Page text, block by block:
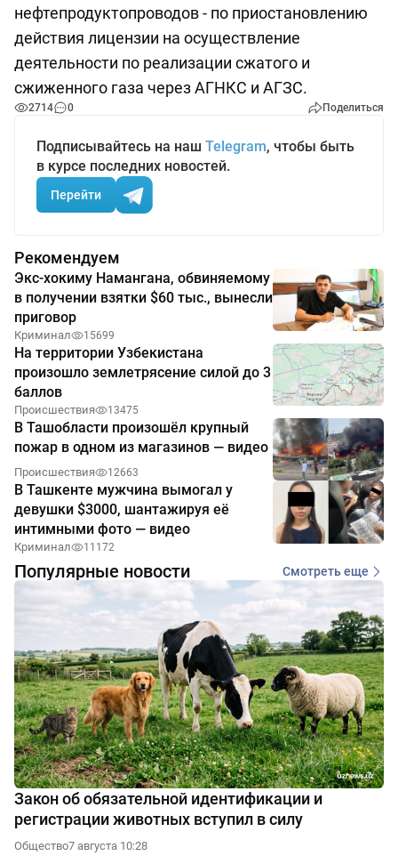
нефтепродуктопроводов - по приостановлению
действия лицензии на осуществление
деятельности по реализации сжатого и
сжиженного газа через АГНКС и АГЗС.
2714 0 Поделиться
Подписывайтесь на наш Telegram, чтобы быть
в курсе последних новостей.
Перейти
Рекомендуем
Экс-хокиму Намангана, обвиняемому
в получении взятки $60 тыс., вынесли
приговор
Криминал 15699
На территории Узбекистана
произошло землетрясение силой до 3
баллов
Происшествия 13475
В Ташобласти произошёл крупный
пожар в одном из магазинов — видео
Происшествия 12663
В Ташкенте мужчина вымогал у
девушки $3000, шантажируя её
интимными фото — видео
Криминал 11172
Популярные новости Смотреть еще
Закон об обязательной идентификации и
регистрации животных вступил в силу
Общество7 августа 10:28